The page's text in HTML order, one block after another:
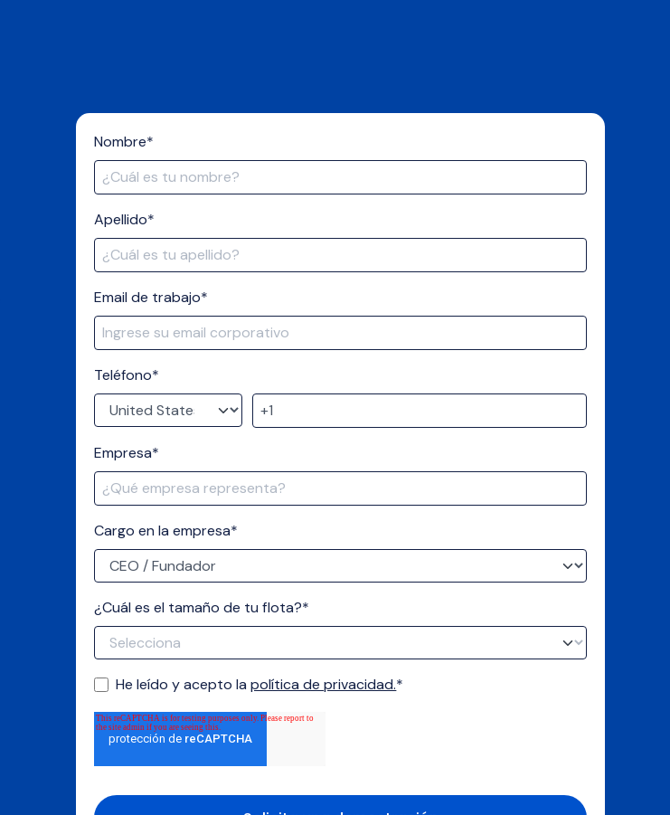
Nombre*
Apellido*
Email de trabajo*
Teléfono*
Empresa*
Cargo en la empresa*
¿Cuál es el tamaño de tu flota?*
He leído y acepto lapolítica de privacidad.*